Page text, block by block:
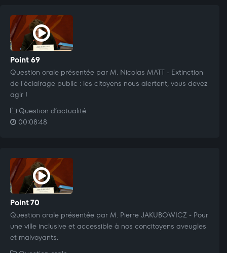
Point 69
Question orale présentée par M. Nicolas MATT - Extinction
de l'éclairage public : les citoyens nous alertent, vous devez
agir !
Question d’actualité
00:08:48
Point 70
Question orale présentée par M. Pierre JAKUBOWICZ - Pour
une ville inclusive et accessible à nos concitoyens aveugles
et malvoyants.